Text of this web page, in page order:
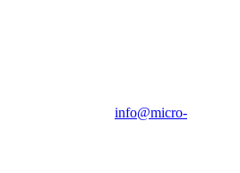
info@micro-